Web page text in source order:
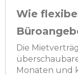
Wie
Die
Monaten und